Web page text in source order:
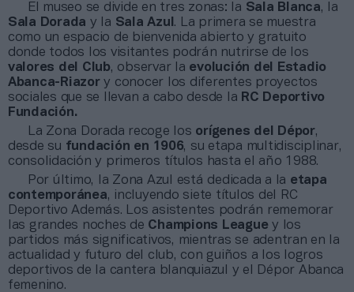
El museo se divide en tres zonas: la Sala Blanca, la
Sala Dorada y la Sala Azul . La primera se muestra
como un espacio de bienvenida abierto y gratuito
donde todos los visitantes podrán nutrirse de los
valores del Club, observar la evolución del Estadio
Abanca-Riazory conocer los diferentes proyectos
sociales que se llevan a cabo desde la RC Deportivo
Fundación.
La Zona Dorada recoge los orígenes del Dépor,
desde su fundación en 1906, su etapa multidisciplinar,
consolidación y primeros títulos hasta el año 1988.
Por último, la Zona Azul está dedicada a la etapa
contemporánea, incluyendo siete títulos del RC
Deportivo Además. Los asistentes podrán rememorar
las grandes noches de Champions League y los
partidos más significativos, mientras se adentran en la
actualidad y futuro del club, con guiños a los logros
deportivos de la cantera blanquiazul y el Dépor Abanca
femenino.